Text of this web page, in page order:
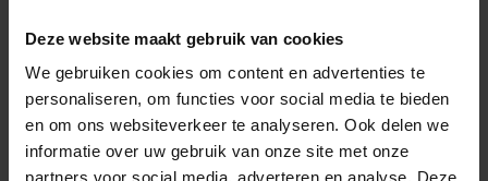
Deze website maakt gebruik van cookies
We gebruiken cookies om content en advertenties te
personaliseren, om functies voor social media te bieden
en om ons websiteverkeer te analyseren. Ook delen we
informatie over uw gebruik van onze site met onze
partners voor social media, adverteren en analyse. Deze
BREL
Brel THW2305 5-kanaals
handzender met tijdklok
52,95